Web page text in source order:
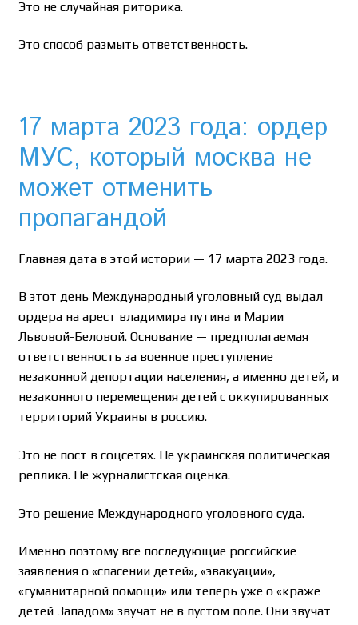
Это не случайная риторика.
Это способ размыть ответственность.
17 марта 2023 года: ордер
МУС, который москва не
может отменить
пропагандой
Главная дата в этой истории — 17 марта 2023 года.
В этот день Международный уголовный суд выдал
ордера на арест владимира путина и Марии
Львовой-Беловой. Основание — предполагаемая
ответственность за военное преступление
незаконной депортации населения, а именно детей, и
незаконного перемещения детей с оккупированных
территорий Украины в россию.
Это не пост в соцсетях. Не украинская политическая
реплика. Не журналистская оценка.
Это решение Международного уголовного суда.
Именно поэтому все последующие российские
заявления о «спасении детей», «эвакуации»,
«гуманитарной помощи» или теперь уже о «краже
детей Западом» звучат не в пустом поле. Они звучат